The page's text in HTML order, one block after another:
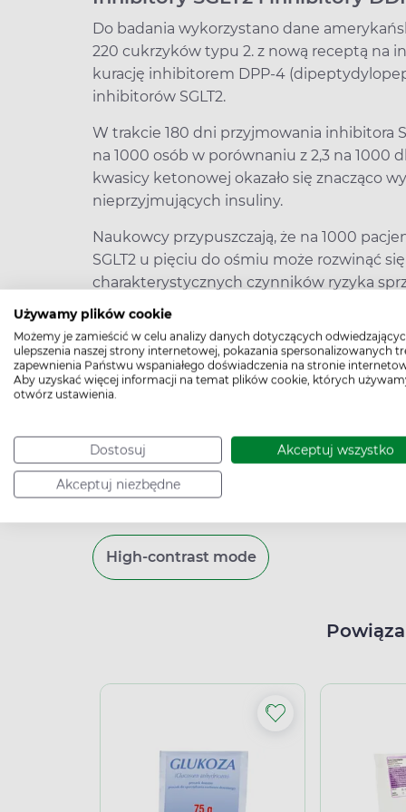
Używamy plików cookie
Możemy je zamieścić w celu analizy danych dotyczących
ulepszenia naszej strony internetowej, pokazania spersonalizowanych
zapewnienia Państwu wspaniałego doświadczenia na stronie
Aby uzyskać więcej informacji na temat plików cookie, których
otwórz ustawienia.
Dostosuj Akceptuj wszystko
Akceptuj niezbędne
Do badania wykorzystano dane
220 cukrzyków typu 2. z nową receptą na
kurację inhibitorem DPP-4
inhibitorów SGLT2.
W trakcie 180 dni przyjmowania inhibitora
na 1000 osób w porównaniu z 2,3 na 1000
kwasicy ketonowej okazało się znacząco
nieprzyjmujących insuliny.
Naukowcy przypuszczają, że na 1000
SGLT2 u pięciu do ośmiu może rozwinąć
charakterystycznych czynników ryzyka
Czytaj też: Już cztery epizody kwasicy
zgonu
Jak wykluczyć kwasicę
wciąż leki bardzo dobrej klasy,
stosujących je chorych równoległe
serca). Naukowcy zalecają więc lekarzom,
High-contrast mode